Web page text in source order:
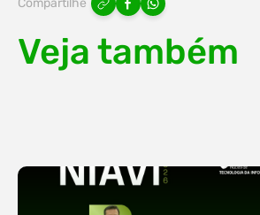
Compartilhe
Veja também